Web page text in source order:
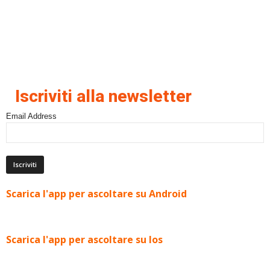
Iscriviti alla newsletter
Email Address
Scarica l'app per ascoltare su Android
Scarica l'app per ascoltare su Ios